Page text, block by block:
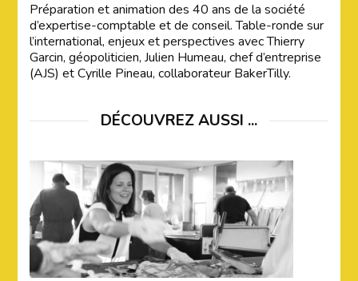
Préparation et animation des 40 ans de la société
d’expertise-comptable et de conseil. Table-ronde sur
l’international, enjeux et perspectives avec Thierry
Garcin, géopoliticien, Julien Humeau, chef d’entreprise
(AJS) et Cyrille Pineau, collaborateur BakerTilly.
DÉCOUVREZ AUSSI ...